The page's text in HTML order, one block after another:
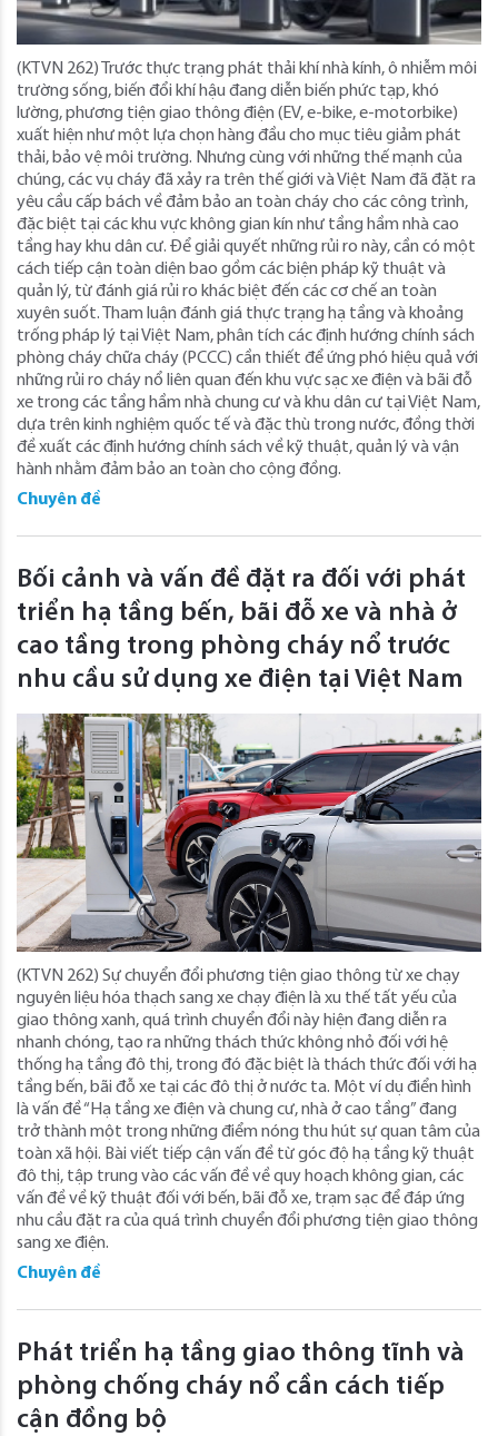
(KTVN 262) Trước thực trạng phát thải khí nhà kính, ô nhiễm môi
trường sống, biến đổi khí hậu đang diễn biến phức tạp, khó
lường, phương tiện giao thông điện (EV, e-bike, e-motorbike)
xuất hiện như một lựa chọn hàng đầu cho mục tiêu giảm phát
thải, bảo vệ môi trường. Nhưng cùng với những thế mạnh của
chúng, các vụ cháy đã xảy ra trên thế giới và Việt Nam đã đặt ra
yêu cầu cấp bách về đảm bảo an toàn cháy cho các công trình,
đặc biệt tại các khu vực không gian kín như tầng hầm nhà cao
tầng hay khu dân cư. Để giải quyết những rủi ro này, cần có một
cách tiếp cận toàn diện bao gồm các biện pháp kỹ thuật và
quản lý, từ đánh giá rủi ro khác biệt đến các cơ chế an toàn
xuyên suốt. Tham luận đánh giá thực trạng hạ tầng và khoảng
trống pháp lý tại Việt Nam, phân tích các định hướng chính sách
phòng cháy chữa cháy (PCCC) cần thiết để ứng phó hiệu quả với
những rủi ro cháy nổ liên quan đến khu vực sạc xe điện và bãi đỗ
xe trong các tầng hầm nhà chung cư và khu dân cư tại Việt Nam,
dựa trên kinh nghiệm quốc tế và đặc thù trong nước, đồng thời
đề xuất các định hướng chính sách về kỹ thuật, quản lý và vận
hành nhằm đảm bảo an toàn cho cộng đồng.
Chuyên đề
Bối cảnh và vấn đề đặt ra đối với phát
triển hạ tầng bến, bãi đỗ xe và nhà ở
cao tầng trong phòng cháy nổ trước
nhu cầu sử dụng xe điện tại Việt Nam
(KTVN 262) Sự chuyển đổi phương tiện giao thông từ xe chạy
nguyên liệu hóa thạch sang xe chạy điện là xu thế tất yếu của
giao thông xanh, quá trình chuyển đổi này hiện đang diễn ra
nhanh chóng, tạo ra những thách thức không nhỏ đối với hệ
thống hạ tầng đô thị, trong đó đặc biệt là thách thức đối với hạ
tầng bến, bãi đỗ xe tại các đô thị ở nước ta. Một ví dụ điển hình
là vấn đề “Hạ tầng xe điện và chung cư, nhà ở cao tầng” đang
trở thành một trong những điểm nóng thu hút sự quan tâm của
toàn xã hội. Bài viết tiếp cận vấn đề từ góc độ hạ tầng kỹ thuật
đô thị, tập trung vào các vấn đề về quy hoạch không gian, các
vấn đề về kỹ thuật đối với bến, bãi đỗ xe, trạm sạc để đáp ứng
nhu cầu đặt ra của quá trình chuyển đổi phương tiện giao thông
sang xe điện.
Chuyên đề
Phát triển hạ tầng giao thông tĩnh và
phòng chống cháy nổ cần cách tiếp
cận đồng bộ